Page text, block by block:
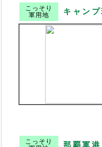
こっそり
軍用地
キャン
こっそり
那覇軍